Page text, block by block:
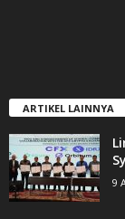
ARTIKEL LAINNYA
9